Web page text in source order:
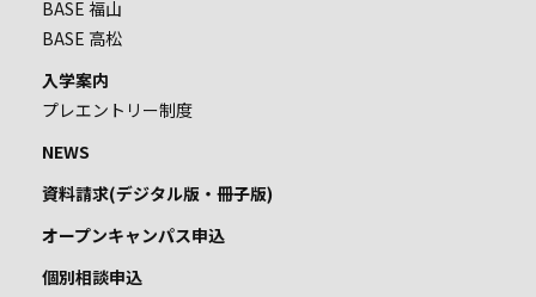
BASE 福山
BASE 高松
入学案内
プレエントリー制度
NEWS
資料請求(デジタル版・冊子版)
オープンキャンパス申込
個別相談申込